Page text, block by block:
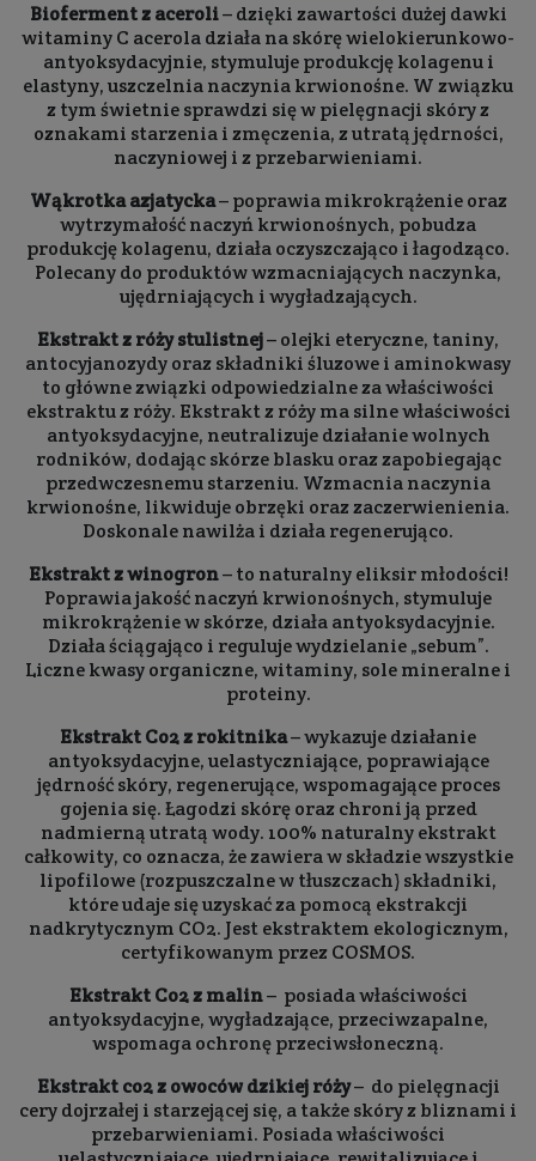
Bioferment z aceroli– dzięki zawartości dużej dawki
witaminy C acerola działa na skórę wielokierunkowo-
antyoksydacyjnie, stymuluje produkcję kolagenu i
elastyny, uszczelnia naczynia krwionośne. W związku
z tym świetnie sprawdzi się w pielęgnacji skóry z
oznakami starzenia i zmęczenia, z utratą jędrności,
naczyniowej i z przebarwieniami.
Wąkrotka azjatycka– poprawia mikrokrążenie oraz
wytrzymałość naczyń krwionośnych, pobudza
produkcję kolagenu, działa oczyszczająco i łagodząco.
Polecany do produktów wzmacniających naczynka,
ujędrniających i wygładzających.
Ekstrakt z róży stulistnej– olejki eteryczne, taniny,
antocyjanozydy oraz składniki śluzowe i aminokwasy
to główne związki odpowiedzialne za właściwości
ekstraktu z róży. Ekstrakt z róży ma silne właściwości
antyoksydacyjne, neutralizuje działanie wolnych
rodników, dodając skórze blasku oraz zapobiegając
przedwczesnemu starzeniu. Wzmacnia naczynia
krwionośne, likwiduje obrzęki oraz zaczerwienienia.
Doskonale nawilża i działa regenerująco.
Ekstrakt z winogron– to naturalny eliksir młodości!
Poprawia jakość naczyń krwionośnych, stymuluje
mikrokrążenie w skórze, działa antyoksydacyjnie.
Działa ściągająco i reguluje wydzielanie „sebum”.
Liczne kwasy organiczne, witaminy, sole mineralne i
proteiny.
Ekstrakt Co2 z rokitnika– wykazuje działanie
antyoksydacyjne, uelastyczniające, poprawiające
jędrność skóry, regenerujące, wspomagające proces
gojenia się. Łagodzi skórę oraz chroni ją przed
nadmierną utratą wody. 100% naturalny ekstrakt
całkowity, co oznacza, że zawiera w składzie wszystkie
lipofilowe (rozpuszczalne w tłuszczach) składniki,
które udaje się uzyskać za pomocą ekstrakcji
nadkrytycznym CO2. Jest ekstraktem ekologicznym,
certyfikowanym przez COSMOS.
Ekstrakt Co2 z malin– posiada właściwości
antyoksydacyjne, wygładzające, przeciwzapalne,
wspomaga ochronę przeciwsłoneczną.
Ekstrakt co2 z owoców dzikiej róży– do pielęgnacji
cery dojrzałej i starzejącej się, a także skóry z bliznami i
przebarwieniami. Posiada właściwości